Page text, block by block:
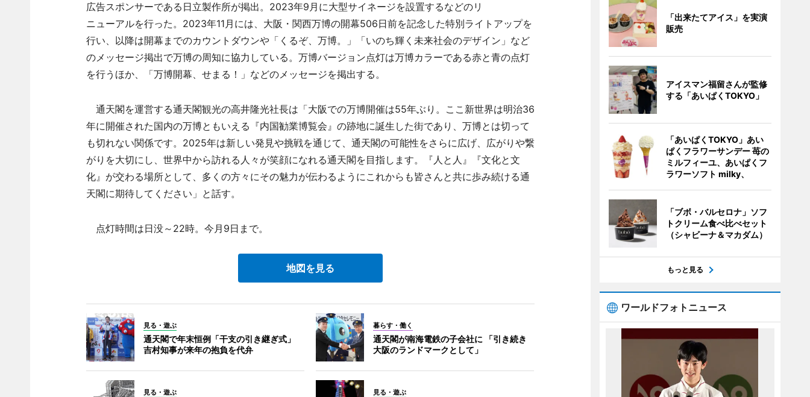
広告スポンサーである日立製作所が掲出。2023年9月に大型サイネージを設置するなどのリ
ニューアルを行った。2023年11月には、大阪・関西万博の開幕506日前を記念した特別ライトアップを
行い、以降は開幕までのカウントダウンや「くるぞ、万博。」「いのち輝く未来社会のデザイン」など
のメッセージ掲出で万博の周知に協力している。万博バージョン点灯は万博カラーである赤と青の点灯
を行うほか、「万博開幕、せまる！」などのメッセージを掲出する。
通天閣を運営する通天閣観光の高井隆光社長は「大阪での万博開催は55年ぶり。ここ新世界は明治36
年に開催された国内の万博ともいえる『内国勧業博覧会』の跡地に誕生した街であり、万博とは切って
も切れない関係です。2025年は新しい発見や挑戦を通じて、通天閣の可能性をさらに広げ、広がりや繋
がりを大切にし、世界中から訪れる人々が笑顔になれる通天閣を目指します。『人と人』『文化と文
化』が交わる場所として、多くの方々にその魅力が伝わるようにこれからも皆さんと共に歩み続ける通
天閣に期待してください」と話す。
点灯時間は日没～22時。今月9日まで。
地図を見る
見る・遊ぶ
通天閣で年末恒例「干支の引き継ぎ式」
吉村知事が来年の抱負を代弁
暮らす・働く
通天閣が南海電鉄の子会社に 「引き続き
大阪のランドマークとして」
見る・遊ぶ 見る・遊ぶ
「出来たてアイス」を実演
販売
アイスマン福留さんが監修
する「あいぱくTOKYO」
「あいぱくTOKYO」あい
ぱくフラワーサンデー 苺の
ミルフィーユ、あいぱくフ
ラワーソフト milky、
「ブボ・バルセロナ」ソフ
トクリーム食べ比べセット
（シャビーナ＆マカダム）
もっと見る
ワールドフォトニュース